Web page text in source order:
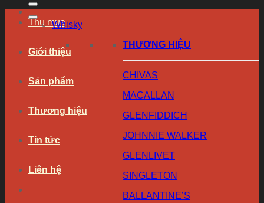
Thu mua
Giới thiệu
Sản phẩm
Thương hiệu
Tin tức
Liên hệ
Whisky
THƯƠNG HIỆU
CHIVAS
MACALLAN
GLENFIDDICH
JOHNNIE WALKER
GLENLIVET
SINGLETON
BALLANTINE’S